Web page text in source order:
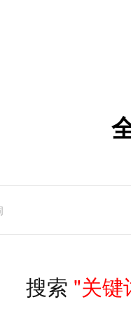
搜索 "关键